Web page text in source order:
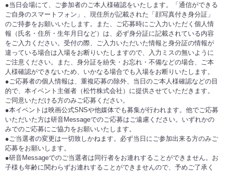
●当日会場にて、ご参加者のご本人様確認をいたします。「通信ができる
ご自身のスマートフォン」、現住所が記載された「顔写真付き身分証」
のご持参をお願いいたします。また、ご応募時にご入力いただく個人情
報（氏名・住所・生年月日など）は、必ず身分証に記載されている内容
をご入力ください。受付の際、ご入力いただいた情報と身分証の情報が
違っている場合は入場をお断りいたしますので、入力ミスの無いように
ご注意ください。また、身分証を紛失・お忘れ・不備などの場合、ご本
人様確認ができないため、いかなる場合でも入場をお断りいたします。
●ご応募者の個人情報は、重複応募の除外、当日のご本人様確認などの目
的で、本イベント主催者（松竹株式会社）に提供させていただきます。
ご同意いただける方のみご応募ください。
●本イベントは映画公式SNSや他媒体でも募集が行われます。他でご応募
いただいた方は研音Messageでのご応募はご遠慮ください。いずれかの
みでのご応募にご協力をお願いいたします。
●ご当選者の変更は一切致しかねます。必ず当日にご参加出来る方のみご
応募をお願いします。
●研音Messageでのご当選者は同行者をお連れすることができません。お
子様も年齢に関わらずお連れすることができませんので、予めご了承く